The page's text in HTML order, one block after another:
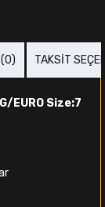
(0) TAKSIT
EURO Size:7